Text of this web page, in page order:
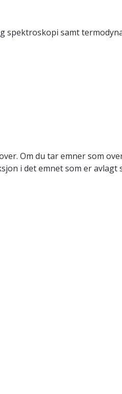
samt
Om du tar emner som
i det emnet som er avlagt